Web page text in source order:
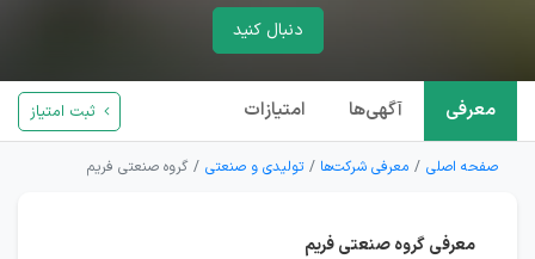
دنبال کنید
معرفی آگهی‌ها امتیازات ثبت امتیاز
صفحه اصلی معرفی شرکت‌ها تولیدی و صنعتی گروه صنعتی فریم
معرفی گروه صنعتی فریم